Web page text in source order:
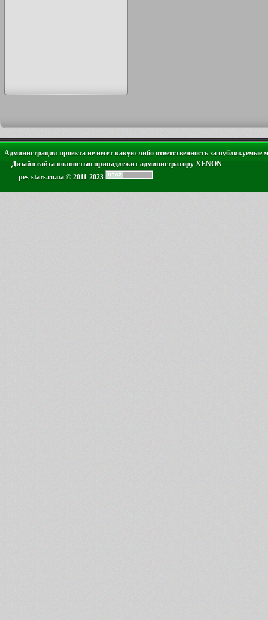
Администрация проекта не несет какую-либо ответственность за публикуемые
Дизайн сайта полностью принадлежит администратору XENON
pes-stars.co.ua © 2011-2023